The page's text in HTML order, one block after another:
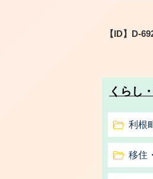
【ID】 D-
くらし
利根
移住